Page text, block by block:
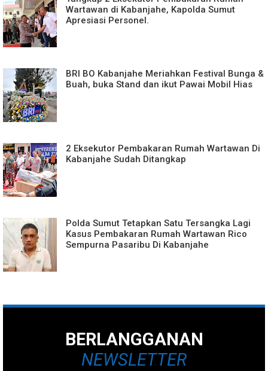
Wartawan di Kabanjahe, Kapolda Sumut
Apresiasi Personel.
BRI BO Kabanjahe Meriahkan Festival Bunga &
Buah, buka Stand dan ikut Pawai Mobil Hias
2 Eksekutor Pembakaran Rumah Wartawan Di
Kabanjahe Sudah Ditangkap
Polda Sumut Tetapkan Satu Tersangka Lagi
Kasus Pembakaran Rumah Wartawan Rico
Sempurna Pasaribu Di Kabanjahe
BERLANGGANAN
NEWSLETTER